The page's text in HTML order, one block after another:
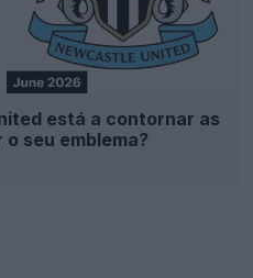
está a contornar as
seu emblema?